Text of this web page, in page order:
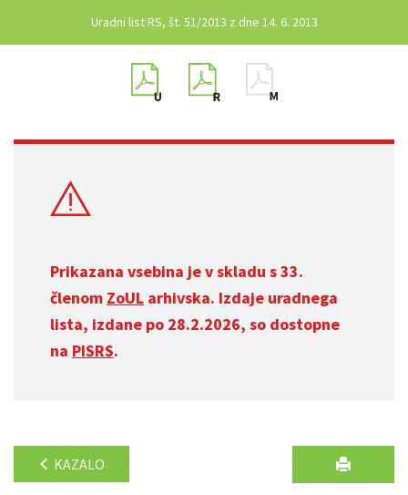
Uradni list RS, št. 51/2013 z dne 14. 6. 2013
Prikazana vsebina je v skladu s 33.
členom ZoUL arhivska. Izdaje uradnega
lista, izdane po 28.2.2026, so dostopne
na PISRS.
KAZALO